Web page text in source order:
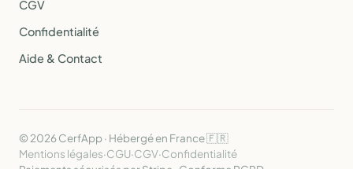
CGV
Confidentialité
Aide & Contact
© 2026 CerfApp · Hébergé en France 🇫🇷
Mentions légales·CGU·CGV·Confidentialité